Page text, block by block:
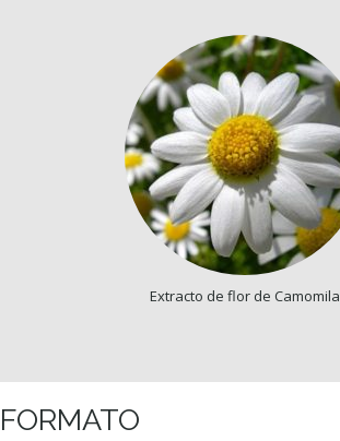
Extracto de flor de Camomila
FORMATO